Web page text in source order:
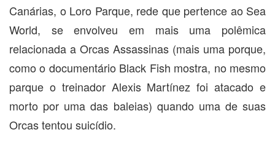
Canárias, o Loro Parque, rede que pertence ao Sea
World, se envolveu em mais uma polêmica
relacionada a Orcas Assassinas (mais uma porque,
como o documentário Black Fish mostra, no mesmo
parque o treinador Alexis Martínez foi atacado e
morto por uma das baleias) quando uma de suas
Orcas tentou suicídio.